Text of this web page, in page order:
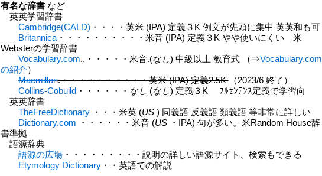
有名な辞書など
英英学習辞書
Cambridge(CALD) ・・・・ 英米 (IPA) 定義３K 例文が先頭に集中 英英和も可
Britannica・・・・・・・・・・米音 (IPA) 定義３K やや使いにくい 米
Websterの学習辞書
Vocabulary.com..・・・・・米音.(なし) 中級以上 教育式 （⇒Vocabulary.com
の紹介）
Macmillan.・・・・・・・・・・英米 (IPA) 定義2.5K（2023/6 終了）
Collins-Cobuild・・・・・・ なし (なし) 定義３K ﾌﾙｾﾝﾃﾝｽ定義で学習向
英英辞書
TheFreeDictionary ・・・米英 (US) 同義語 反義語 類義語 等非常に詳しい
Dictionary.com
・・・・・・米音 (US・IPA) 句が多い。米Random House辞
書準拠
語源辞典
語源の広場・・・・・・・・・説明の詳しい語源サイト、検索もできる
Etymology Dictionary・・英語での解説